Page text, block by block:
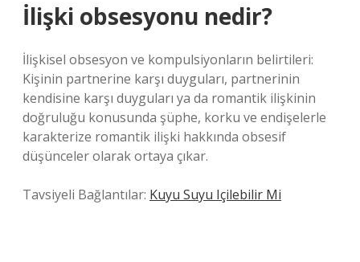
İlişki obsesyonu nedir?
İlişkisel obsesyon ve kompulsiyonların belirtileri:
Kişinin partnerine karşı duyguları, partnerinin
kendisine karşı duyguları ya da romantik ilişkinin
doğruluğu konusunda şüphe, korku ve endişelerle
karakterize romantik ilişki hakkında obsesif
düşünceler olarak ortaya çıkar.
Tavsiyeli Bağlantılar: Kuyu Suyu Içilebilir Mi